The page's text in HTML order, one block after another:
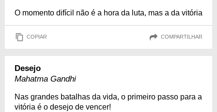
O momento difícil não é a hora da luta, mas a da vitória
COPIAR COMPARTILHAR
Desejo
Mahatma Gandhi
Nas grandes batalhas da vida, o primeiro passo para a
vitória é o desejo de vencer!